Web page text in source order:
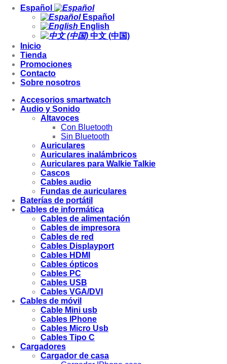
Español
Español
English
中文 (中国)
Inicio
Tienda
Promociones
Contacto
Sobre nosotros
Accesorios smartwatch
Audio y Sonido
Altavoces
Con Bluetooth
Sin Bluetooth
Auriculares
Auriculares inalámbricos
Auriculares para Walkie Talkie
Cascos
Cables audio
Fundas de auriculares
Baterías de portátil
Cables de informática
Cables de alimentación
Cables de impresora
Cables de red
Cables Displayport
Cables HDMI
Cables ópticos
Cables PC
Cables USB
Cables VGA/DVI
Cables de móvil
Cable Mini usb
Cables IPhone
Cables Micro Usb
Cables Tipo C
Cargadores
Cargador de casa